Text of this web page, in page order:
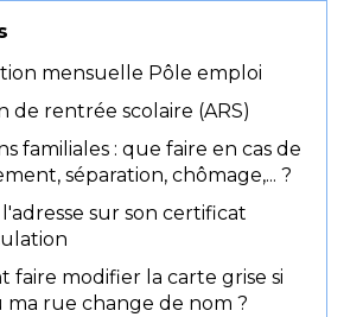
mensuelle Pôle emploi
de rentrée scolaire (ARS)
familiales : que faire en cas de
séparation, chômage,... ?
sur son certificat
faire modifier la carte grise si
ma rue change de nom ?